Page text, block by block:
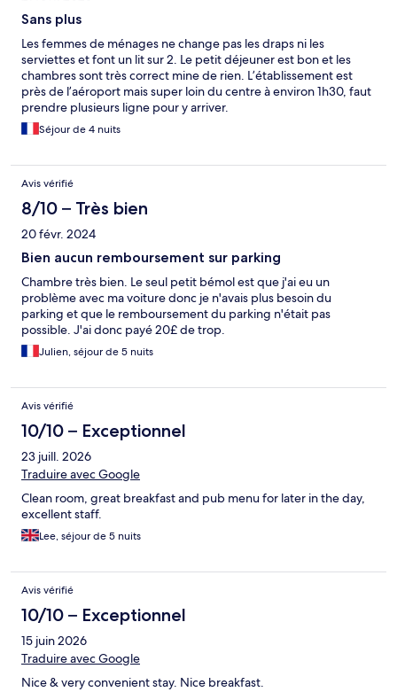
Sans plus
Les femmes de ménages ne change pas les draps ni les
serviettes et font un lit sur 2. Le petit déjeuner est bon et les
chambres sont très correct mine de rien. L’établissement est
près de l’aéroport mais super loin du centre à environ 1h30, faut
prendre plusieurs ligne pour y arriver.
Séjour de 4 nuits
Avis vérifié
8/10 – Très bien
20 févr. 2024
Bien aucun remboursement sur parking
Chambre très bien. Le seul petit bémol est que j'ai eu un
problème avec ma voiture donc je n'avais plus besoin du
parking et que le remboursement du parking n'était pas
possible. J'ai donc payé 20£ de trop.
Julien, séjour de 5 nuits
Avis vérifié
10/10 – Exceptionnel
23 juill. 2026
Traduire avec Google
Clean room, great breakfast and pub menu for later in the day,
excellent staff.
Lee, séjour de 5 nuits
Avis vérifié
10/10 – Exceptionnel
15 juin 2026
Traduire avec Google
Nice & very convenient stay. Nice breakfast.